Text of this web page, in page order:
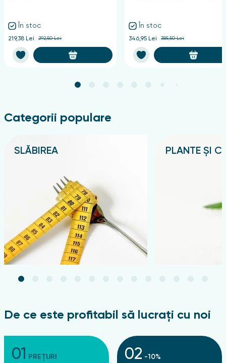
În stoc
219,38 Lei 292,50 Lei
În stoc
346,95 Lei 385,50 Lei
Categorii populare
SLĂBIREA PLANTE ȘI
De ce este profitabil să lucrați cu noi
01 PREȚURI 02 -10%